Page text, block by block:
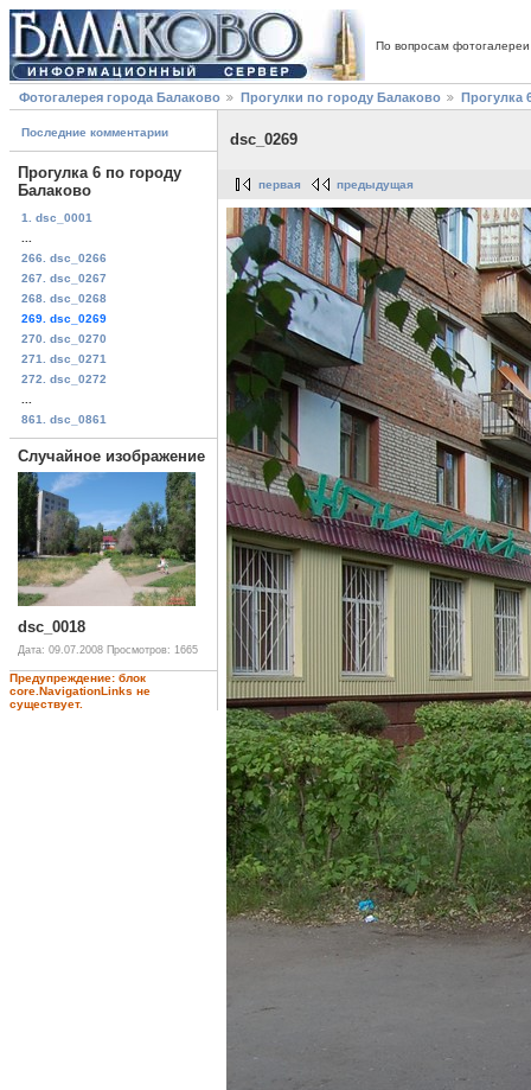
По вопросам
Фотогалерея города Балаково Прогулки по городу Балаково Прогулка
Последние комментарии
Прогулка 6 по городу
Балаково
1. dsc_0001
266. dsc_0266
267. dsc_0267
268. dsc_0268
269. dsc_0269
270. dsc_0270
271. dsc_0271
272. dsc_0272
861. dsc_0861
Случайное изображение
dsc_0018
Дата: 09.07.2008 Просмотров: 1665
Предупреждение: блок
core.NavigationLinks не
существует.
dsc_0269
первая предыдущая